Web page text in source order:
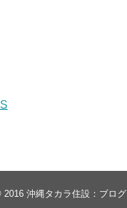
2016 沖縄タカラ住設：ブログ